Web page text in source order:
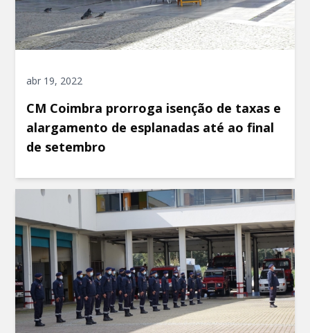
abr 19, 2022
CM Coimbra prorroga isenção de taxas e
alargamento de esplanadas até ao final
de setembro